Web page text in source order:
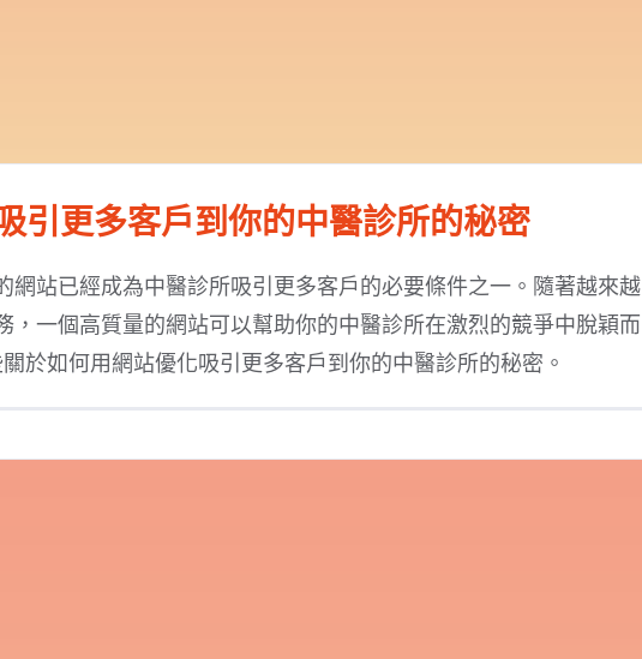
引更多客戶到你的中醫診所的秘密
網站已經成為中醫診所吸引更多客戶的必要條件之一。隨著越來越
，一個高質量的網站可以幫助你的中醫診所在激烈的競爭中脫穎而
於如何用網站優化吸引更多客戶到你的中醫診所的秘密。